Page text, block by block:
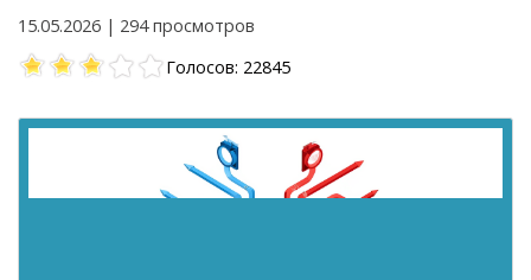
15.05.2026 | 294 просмотров
Голосов: 22845